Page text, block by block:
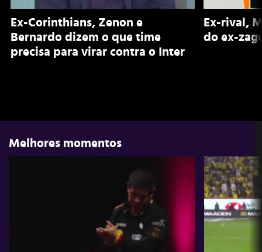
Ex-Corinthians, Zenon e
Bernardo dizem o que time
precisa para virar contra o Inter
Ex-rival,
do ex-
Melhores momentos